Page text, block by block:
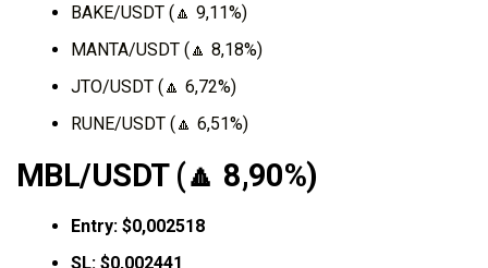
BAKE/USDT (🔼 9,11%)
MANTA/USDT (🔼 8,18%)
JTO/USDT (🔼 6,72%)
RUNE/USDT (🔼 6,51%)
MBL/USDT (🔼 8,90%)
Entry: $0,002518
SL: $0,002441